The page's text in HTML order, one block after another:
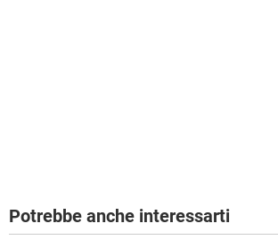
Potrebbe anche interessarti